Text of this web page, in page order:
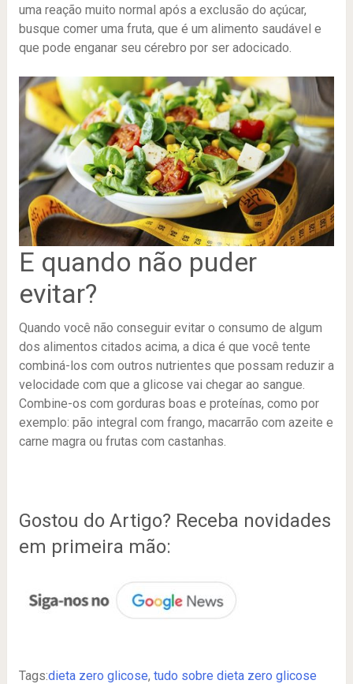
uma reação muito normal após a exclusão do açúcar,
busque comer uma fruta, que é um alimento saudável e
que pode enganar seu cérebro por ser adocicado.
E quando não puder
evitar?
Quando você não conseguir evitar o consumo de algum
dos alimentos citados acima, a dica é que você tente
combiná-los com outros nutrientes que possam reduzir a
velocidade com que a glicose vai chegar ao sangue.
Combine-os com gorduras boas e proteínas, como por
exemplo: pão integral com frango, macarrão com azeite e
carne magra ou frutas com castanhas.
Gostou do Artigo? Receba novidades
em primeira mão:
Tags:dieta zero glicose, tudo sobre dieta zero glicose